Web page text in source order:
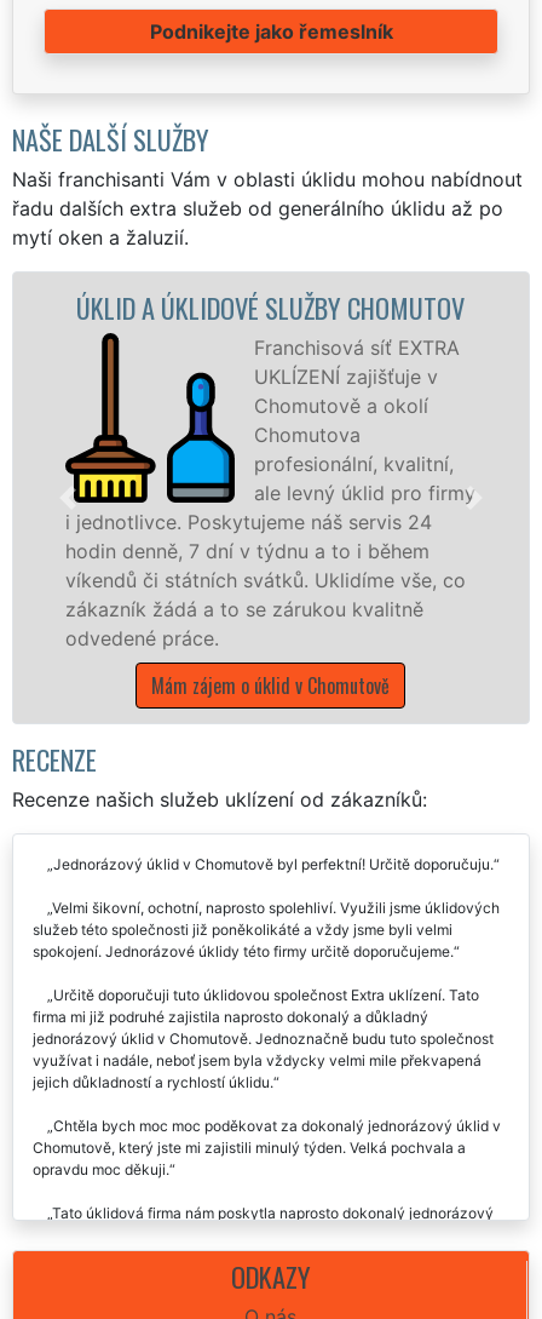
Podnikejte jako řemeslník
NAŠE DALŠÍ SLUŽBY
Naši franchisanti Vám v oblasti úklidu mohou nabídnout
řadu dalších extra služeb od generálního úklidu až po
mytí oken a žaluzií.
A ÚKLIDOVÉ SLUŽBY CHOMUTOV
Franchisová síť EXTRA
UKLÍZENÍ zajišťuje v
Chomutově a okolí
Chomutova
profesionální, kvalitní,
ale levný úklid pro firmy
Poskytujeme náš servis 24
7 dní v týdnu a to i během
či státních svátků. Uklidíme vše, co
žádá a to se zárukou kvalitně
práce.
Mám zájem o úklid v Chomutově
státní
RECENZE
Recenze našich služeb uklízení od zákazníků:
Jednorázový úklid v Chomutově byl perfektní! Určitě doporučuju.
Velmi šikovní, ochotní, naprosto spolehliví. Využili jsme úklidových
služeb této společnosti již poněkolikáté a vždy jsme byli velmi
spokojení. Jednorázové úklidy této firmy určitě doporučujeme.
Určitě doporučuji tuto úklidovou společnost Extra uklízení. Tato
firma mi již podruhé zajistila naprosto dokonalý a důkladný
jednorázový úklid v Chomutově. Jednoznačně budu tuto společnost
využívat i nadále, neboť jsem byla vždycky velmi mile překvapená
jejich důkladností a rychlostí úklidu.
Chtěla bych moc moc poděkovat za dokonalý jednorázový úklid v
Chomutově, který jste mi zajistili minulý týden. Velká pochvala a
opravdu moc děkuji.
Tato úklidová firma nám poskytla naprosto dokonalý jednorázový
určitě doporučujeme.
ODKAZY